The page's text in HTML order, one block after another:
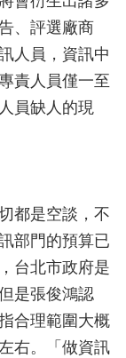
、評選廠商
人員，資訊中
責人員僅一至
員缺人的現
都是空談，不
部門的預算已
台北市政府是
是張俊鴻認
合理範圍大概
右。「做資訊